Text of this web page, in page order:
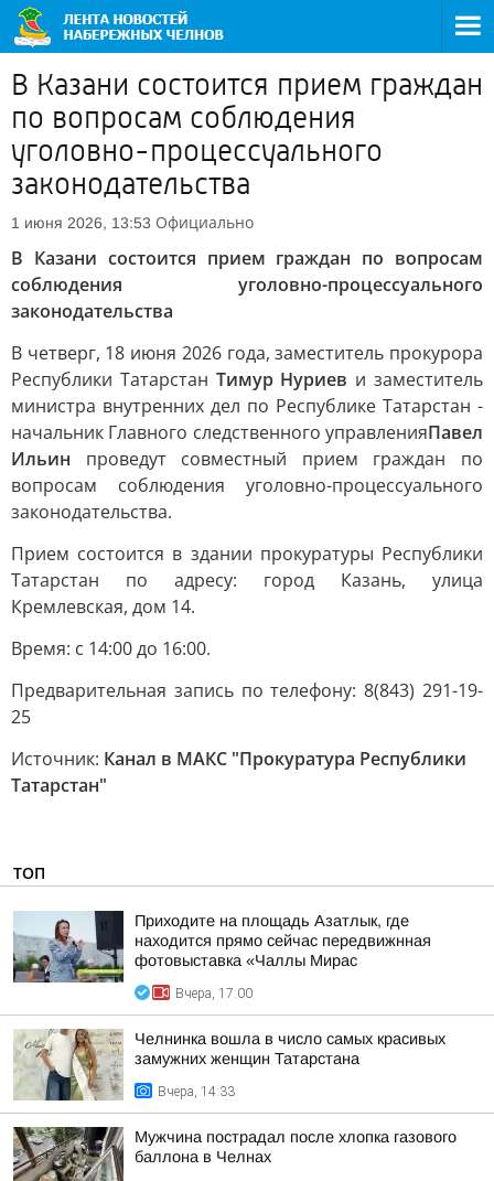
В Казани состоится прием граждан
по вопросам соблюдения
уголовно-процессуального
законодательства
1 июня 2026, 13:53 Официально
В Казани состоится прием граждан по вопросам
соблюдения уголовно-процессуального
законодательства
В четверг, 18 июня 2026 года, заместитель прокурора
Республики Татарстан Тимур Нуриев и заместитель
министра внутренних дел по Республике Татарстан -
начальник Главного следственного управленияПавел
Ильин проведут совместный прием граждан по
вопросам соблюдения уголовно-процессуального
законодательства.
Прием состоится в здании прокуратуры Республики
Татарстан по адресу: город Казань, улица
Кремлевская, дом 14.
Время: с 14:00 до 16:00.
Предварительная запись по телефону: 8(843) 291-19-
25
Источник: Канал в МАКС "Прокуратура Республики
Татарстан"
ТОП
Приходите на площадь Азатлык, где
находится прямо сейчас передвижнная
фотовыставка «Чаллы Мирас
Вчера, 17:00
Челнинка вошла в число самых красивых
замужних женщин Татарстана
Вчера, 14:33
Мужчина пострадал после хлопка газового
баллона в Челнах